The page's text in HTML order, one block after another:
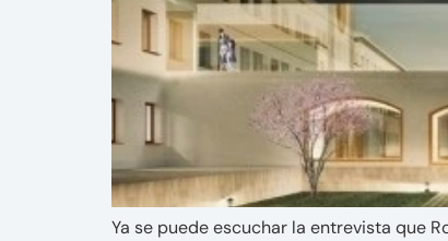
Ya se puede escuchar la entrevista que